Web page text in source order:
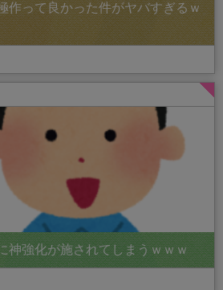
作って良かった件がヤバすぎるｗ
神強化が施されてしまうｗｗｗ